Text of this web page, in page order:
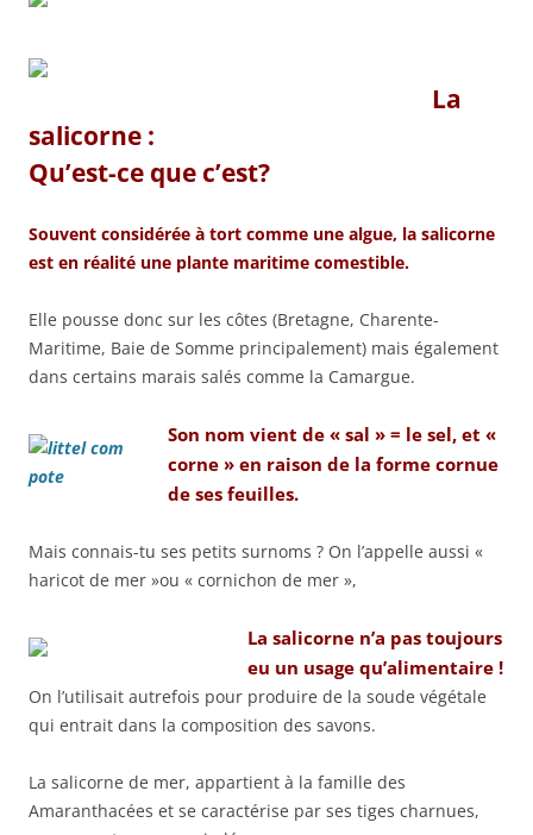
La
salicorne :
Qu’est-ce que c’est?
Souvent considérée à tort comme une algue, la salicorne
est en réalité une plante maritime comestible.
Elle pousse donc sur les côtes (Bretagne, Charente-
Maritime, Baie de Somme principalement) mais également
dans certains marais salés comme la Camargue.
Son nom vient de « sal » = le sel, et «
corne » en raison de la forme cornue
de ses feuilles.
Mais connais-tu ses petits surnoms ? On l’appelle aussi «
haricot de mer »ou « cornichon de mer »,
La salicorne n’a pas toujours
eu un usage qu’alimentaire !
On l’utilisait autrefois pour produire de la soude végétale
qui entrait dans la composition des savons.
La salicorne de mer, appartient à la famille des
Amaranthacées et se caractérise par ses tiges charnues,